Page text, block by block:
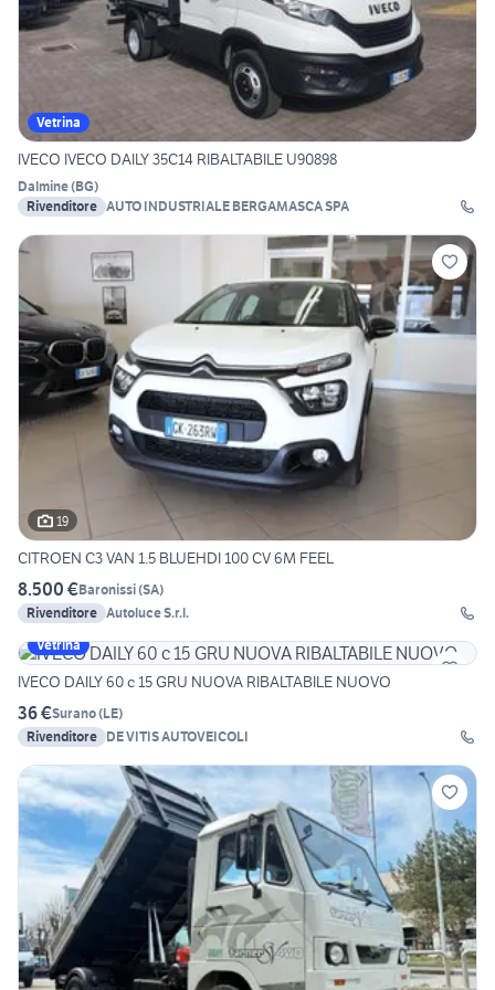
Vetrina
IVECO IVECO DAILY 35C14 RIBALTABILE U90898
Dalmine(BG)
Rivenditore AUTO INDUSTRIALE BERGAMASCA SPA
19
CITROEN C3 VAN 1.5 BLUEHDI 100 CV 6M FEEL
8.500 €Baronissi(SA)
Rivenditore Autoluce S.r.l.
Vetrina
IVECO DAILY 60 c 15 GRU NUOVA RIBALTABILE NUOVO
36 €Surano(LE)
Rivenditore DE VITIS AUTOVEICOLI